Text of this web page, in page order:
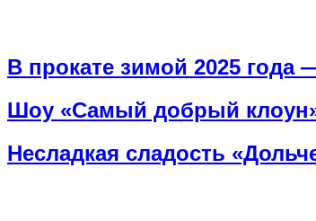
В прокате зимой 2025 года
Шоу «Самый добрый
Несладкая сладость